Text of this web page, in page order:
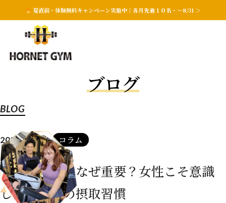
夏直前・体験無料キャンペーン実施中｜各月先着１０名・〜8/31 ＞
ブログ
BLOG
2026.01.27 コラム
たんぱく質はなぜ重要？女性こそ意識
したい毎日の摂取習慣